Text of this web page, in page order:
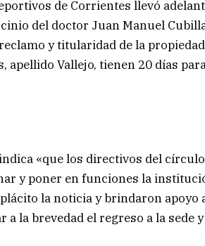
de Corrientes llevó
del doctor Juan Manuel
y titularidad de la
Vallejo, tienen 20 días
«que los directivos del
y poner en funciones la
la noticia y brindaron apoyo
la brevedad el regreso a la sede